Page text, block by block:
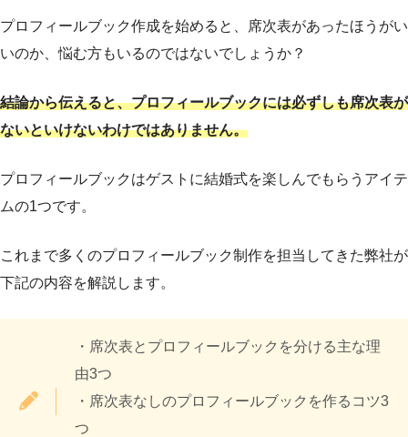
プロフィールブック作成を始めると、席次表があったほうがい
いのか、悩む方もいるのではないでしょうか？
結論から伝えると、プロフィールブックには必ずしも席次表が
ないといけないわけではありません。
プロフィールブックはゲストに結婚式を楽しんでもらうアイテ
ムの1つです。
これまで多くのプロフィールブック制作を担当してきた弊社が
下記の内容を解説します。
・席次表とプロフィールブックを分ける主な理
由3つ
・席次表なしのプロフィールブックを作るコツ3
つ